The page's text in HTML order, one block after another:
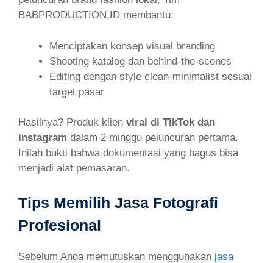
BABPRODUCTION.ID membantu:
Menciptakan konsep visual branding
Shooting katalog dan behind-the-scenes
Editing dengan style clean-minimalist sesuai
target pasar
Hasilnya? Produk klien viral di TikTok dan
Instagram dalam 2 minggu peluncuran pertama.
Inilah bukti bahwa dokumentasi yang bagus bisa
menjadi alat pemasaran.
Tips Memilih Jasa Fotografi
Profesional
Sebelum Anda memutuskan menggunakan jasa